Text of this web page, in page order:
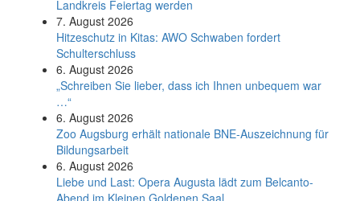
Land­kreis Feier­tag werden
7. August 2026
Hitzeschutz in Kitas: AWO Schwaben fordert
Schulterschluss
6. August 2026
„Schreiben Sie lieber, dass ich Ihnen unbequem war
…“
6. August 2026
Zoo Augsburg erhält nationale BNE-Auszeichnung für
Bildungsarbeit
6. August 2026
Liebe und Last: Opera Augusta lädt zum Belcanto-
Abend im Kleinen Goldenen Saal